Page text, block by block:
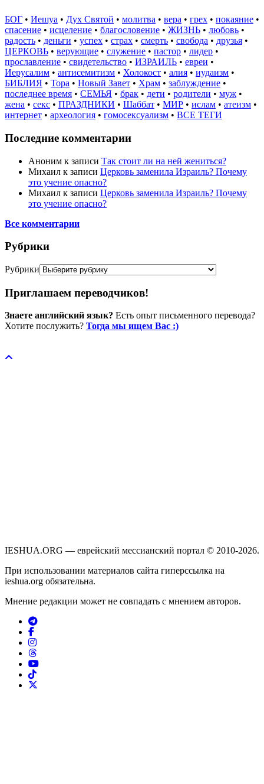
БОГ • Иешуа • Дух Святой • молитва • вера • грех • покаяние •
спасение • исцеление • благословение • ЖИЗНЬ • любовь •
радость • деньги • успех • страх • смерть • свобода • друзья •
ЦЕРКОВЬ • верующие • служение • пастор • лидер •
прославление • свидетельство • ИЗРАИЛЬ • евреи •
Иерусалим • антисемитизм • Холокост • алия • иудаизм •
БИБЛИЯ • Тора • Новый Завет • Храм • заблуждение •
последнее время • СЕМЬЯ • брак • дети • родители • муж •
жена • секс • ПРАЗДНИКИ • Шаббат • МИР • ислам • атеизм •
интернет • археология • гомосексуализм • ВСЕ ТЕГИ
Последние комментарии
Аноним к записи Так стоит ли на ней жениться?
Михаил к записи Церковь заменила Израиль? Почему
это учение опасно?
Михаил к записи Церковь заменила Израиль? Почему
это учение опасно?
Все комментарии
Рубрики
Рубрики
Приглашаем переводчиков!
Знаете английский язык? Есть опыт письменного перевода?
Хотите послужить? Тогда мы ищем Вас :)
IESHUA.ORG — еврейский мессианский портал © 2010-2026.
При использовании материалов сайта гиперссылка на
ieshua.org обязательна.
Мнение редакции может не совпадать с мнением авторов.